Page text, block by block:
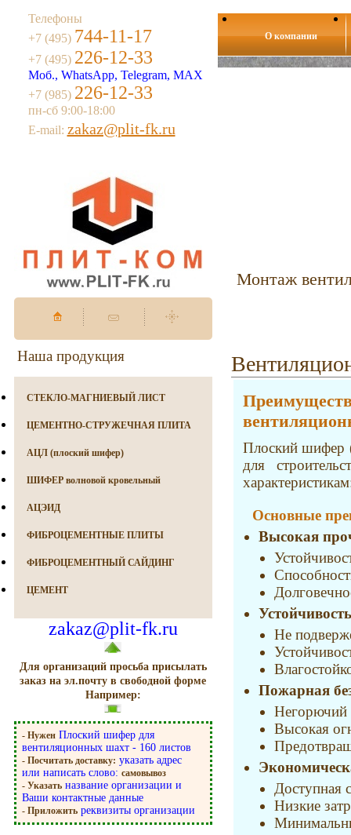
Телефоны
+7 (495) 744-11-17
+7 (495) 226-12-33
Моб., WhatsApp, Telegram, MAX
+7 (985) 226-12-33
пн-сб 9:00-18:00
E-mail: zakaz@plit-fk.ru
О компании
Монтаж
Наша продукция
СТЕКЛО-МАГНИЕВЫЙ ЛИСТ
ЦЕМЕНТНО-СТРУЖЕЧНАЯ ПЛИТА
АЦЛ (плоский шифер)
ШИФЕР волновой кровельный
АЦЭИД
ФИБРОЦЕМЕНТНЫЕ ПЛИТЫ
ФИБРОЦЕМЕНТНЫЙ САЙДИНГ
ЦЕМЕНТ
zakaz@plit-fk.ru
Для организаций просьба присылать
заказ на эл.почту в свободной форме
Например:
- НуженПлоский шифер для
вентиляционных шахт - 160 листов
- Посчитать доставку: указать адрес
или написать слово: самовывоз
- Указатьназвание организации и
Ваши контактные данные
- Приложитьреквизиты организации
Плоский шифер
для
Основные
Высокая
Не
Пожарная
Негорючий
Высокая
Доступная
Низкие